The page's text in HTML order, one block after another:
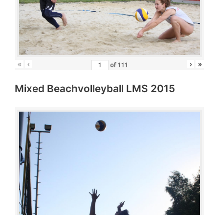
« ‹ of 111 › »
Mixed Beachvolleyball LMS 2015